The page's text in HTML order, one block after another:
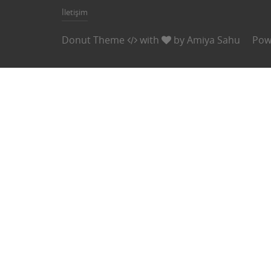
İletişim
Donut Theme with byAmiya Sahu